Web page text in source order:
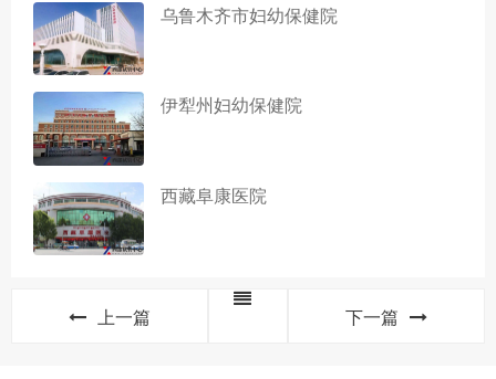
乌鲁木齐市妇幼保健院
伊犁州妇幼保健院
西藏阜康医院
上一篇 下一篇